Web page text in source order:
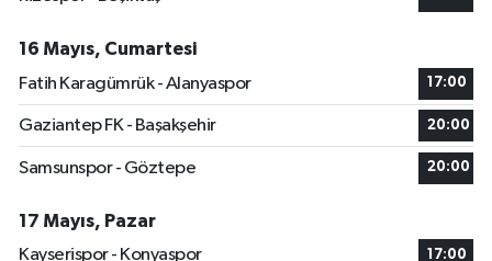
16 Mayıs, Cumartesi
Fatih Karagümrük - Alanyaspor
17:00
Gaziantep FK - Başakşehir 20:00
Samsunspor - Göztepe 20:00
17 Mayıs, Pazar
Kayserispor - Konyaspor
17:00